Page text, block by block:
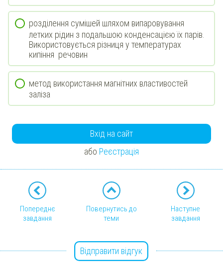
розділення сумішей шляхом випаровування
летких рідин з подальшою конденсацією їх парів.
Використовується різниця у температурах
кипіння речовин
метод використання магнітних властивостей
заліза
Вхід на сайт
або Реєстрація
Попереднє
завдання
Повернутись до
теми
Наступне
завдання
Відправити відгук